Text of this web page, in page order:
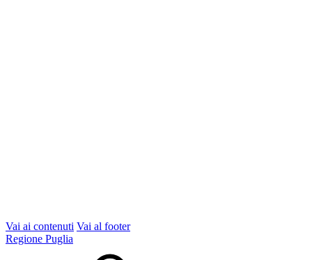
Vai ai contenuti Vai al footer
Regione Puglia